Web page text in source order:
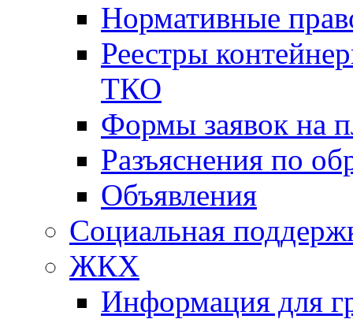
Нормативные
Реестры
ТКО
Формы заявок на
Разъяснения по
Объявления
Социальная
ЖКХ
Информация для